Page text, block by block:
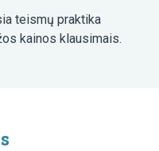
teismų praktika
kainos klausimais.